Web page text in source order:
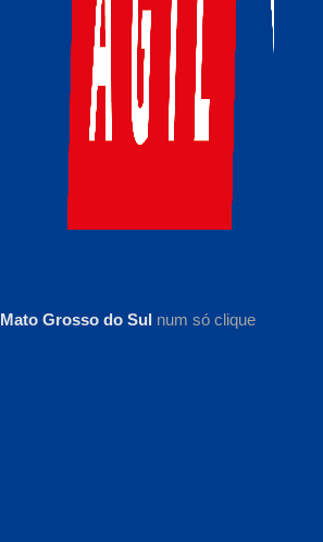
Mato Grosso do Sul num só clique